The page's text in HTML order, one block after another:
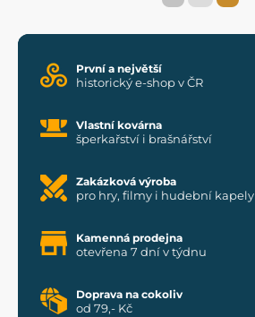
První a největší
historický e-shop v ČR
Vlastní kovárna
šperkařství i brašnářství
Zakázková výroba
pro hry, filmy i hudební kapely
Kamenná prodejna
otevřena 7 dní v týdnu
Doprava na cokoliv
od 79,- Kč